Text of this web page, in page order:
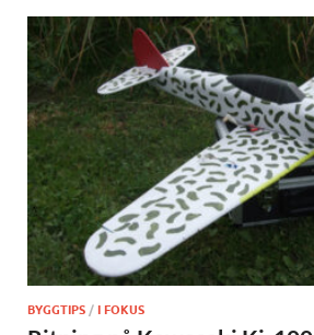
BYGGTIPS / I FOKUS